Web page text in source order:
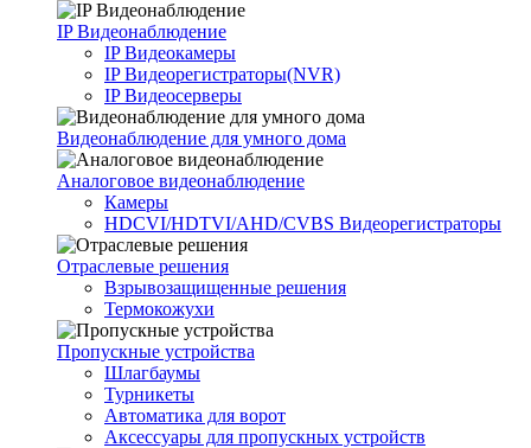
IP Видеонаблюдение
IP Видеокамеры
IP Видеорегистраторы(NVR)
IP Видеосерверы
Видеонаблюдение для умного дома
Аналоговое видеонаблюдение
Камеры
HDCVI/HDTVI/AHD/CVBS Видеорегистраторы
Отраслевые решения
Взрывозащищенные решения
Термокожухи
Пропускные устройства
Шлагбаумы
Турникеты
Автоматика для ворот
Аксессуары для пропускных устройств